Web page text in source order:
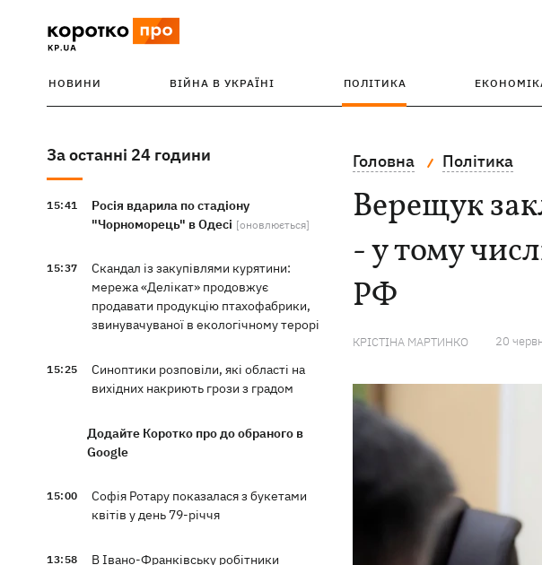
НОВИНИ ВІЙНА В УКРАЇНІ ПОЛІТИКА
За останні 24 години
15:41
Росія вдарила по стадіону
"Чорноморець" в Одесі [оновлюється]
15:37
Скандал із закупівлями курятини:
мережа «Делікат» продовжує
продавати продукцію птахофабрики,
звинувачуваної в екологічному терорі
15:25
Синоптики розповіли, які області на
вихідних накриють грози з градом
Додайте Коротко про до обраного в
Google
15:00
Софія Ротару показалася з букетами
квітів у день 79-річчя
13:58
В Івано-Франківську робітники
Головна Політика
Верещук
- у тому
РФ
КРІСТІНА МАРТИНКО 20